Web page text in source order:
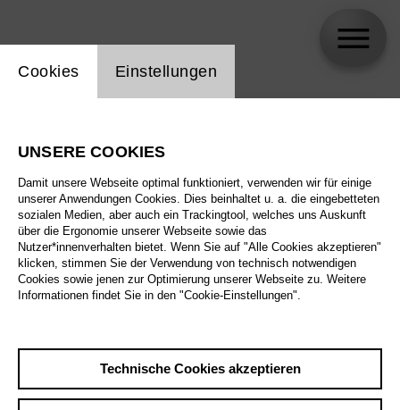
Alle Sparten
Alle Spielstätten
Alle Merkmale
Sa29.8.
Einstellung Website Cookie
Cookies Einstellungen
UNSERE COOKIES
Damit unsere Webseite optimal funktioniert, verwenden wir für einige
unserer Anwendungen Cookies. Dies beinhaltet u. a. die eingebetteten
sozialen Medien, aber auch ein Trackingtool, welches uns Auskunft
über die Ergonomie unserer Webseite sowie das
Nutzer*innenverhalten bietet. Wenn Sie auf "Alle Cookies akzeptieren"
klicken, stimmen Sie der Verwendung von technisch notwendigen
Cookies sowie jenen zur Optimierung unserer Webseite zu. Weitere
Informationen findet Sie in den "Cookie-Einstellungen".
Technische Cookies akzeptieren